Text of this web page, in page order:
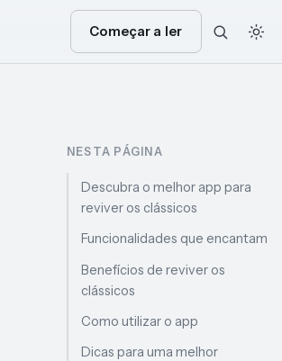
Começar a ler
NESTA PÁGINA
Descubra o melhor app para
reviver os clássicos
Funcionalidades que encantam
Benefícios de reviver os
clássicos
Como utilizar o app
Dicas para uma melhor